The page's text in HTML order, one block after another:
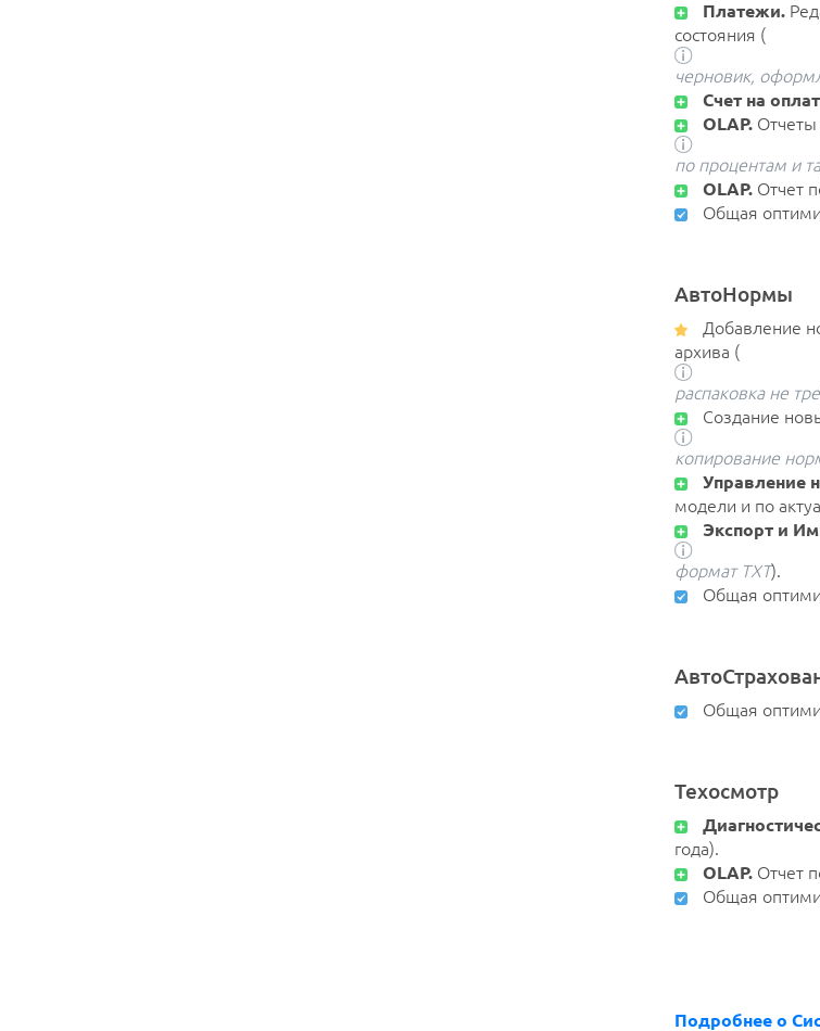
Платежи.
состояния (
черновик,
Счет на
OLAP.
по процентам и
OLAP. Отчет
Общая
АвтоНормы
Добавление
архива (
распаковка не
Создание
копирование
Управление
модели и по
Экспорт и
формат TXT).
Общая
Общая
Техосмотр
года).
OLAP. Отчет
Общая
Подробнее о